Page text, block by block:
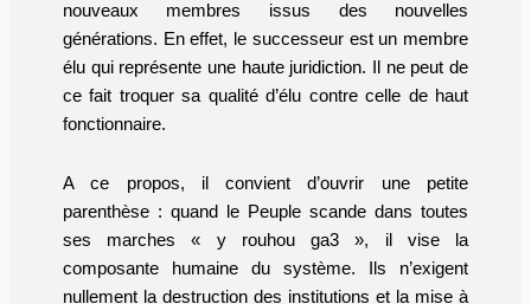
nouveaux membres issus des nouvelles
générations. En effet, le successeur est un membre
élu qui représente une haute juridiction. Il ne peut de
ce fait troquer sa qualité d’élu contre celle de haut
fonctionnaire.
A ce propos, il convient d’ouvrir une petite
parenthèse : quand le Peuple scande dans toutes
ses marches « y rouhou ga3 », il vise la
composante humaine du système. Ils n’exigent
nullement la destruction des institutions et la mise à